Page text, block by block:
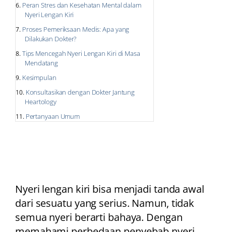
Peran Stres dan Kesehatan Mental dalam
Nyeri Lengan Kiri
Proses Pemeriksaan Medis: Apa yang
Dilakukan Dokter?
Tips Mencegah Nyeri Lengan Kiri di Masa
Mendatang
Kesimpulan
Konsultasikan dengan Dokter Jantung
Heartology
Pertanyaan Umum
Nyeri lengan kiri bisa menjadi tanda awal
dari sesuatu yang serius. Namun, tidak
semua nyeri berarti bahaya. Dengan